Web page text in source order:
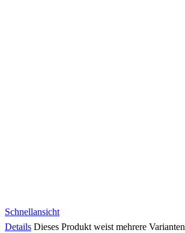
Schnellansicht
Details Dieses Produkt weist mehrere